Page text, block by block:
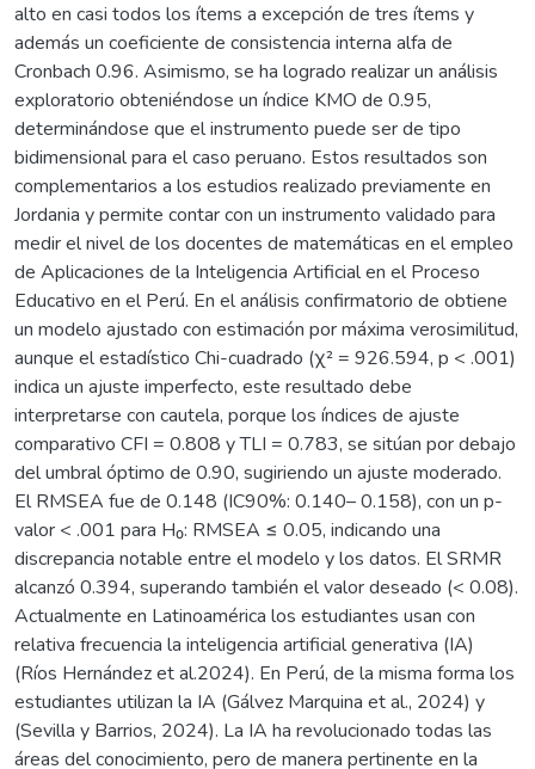
alto en casi todos los ítems a excepción de tres ítems y
además un coeficiente de consistencia interna alfa de
Cronbach 0.96. Asimismo, se ha logrado realizar un análisis
exploratorio obteniéndose un índice KMO de 0.95,
determinándose que el instrumento puede ser de tipo
bidimensional para el caso peruano. Estos resultados son
complementarios a los estudios realizado previamente en
Jordania y permite contar con un instrumento validado para
medir el nivel de los docentes de matemáticas en el empleo
de Aplicaciones de la Inteligencia Artificial en el Proceso
Educativo en el Perú. En el análisis confirmatorio de obtiene
un modelo ajustado con estimación por máxima verosimilitud,
aunque el estadístico Chi-cuadrado (χ² = 926.594, p < .001)
indica un ajuste imperfecto, este resultado debe
interpretarse con cautela, porque los índices de ajuste
comparativo CFI = 0.808 y TLI = 0.783, se sitúan por debajo
del umbral óptimo de 0.90, sugiriendo un ajuste moderado.
El RMSEA fue de 0.148 (IC90%: 0.140– 0.158), con un p-
valor < .001 para H₀: RMSEA ≤ 0.05, indicando una
discrepancia notable entre el modelo y los datos. El SRMR
alcanzó 0.394, superando también el valor deseado (< 0.08).
Actualmente en Latinoamérica los estudiantes usan con
relativa frecuencia la inteligencia artificial generativa (IA)
(Ríos Hernández et al.2024). En Perú, de la misma forma los
estudiantes utilizan la IA (Gálvez Marquina et al., 2024) y
(Sevilla y Barrios, 2024). La IA ha revolucionado todas las
áreas del conocimiento, pero de manera pertinente en la